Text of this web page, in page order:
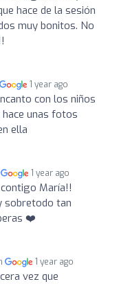
hace de la sesión
muy bonitos. No
1 year ago
con los niños
unas fotos
ella
1 year ago
María!!
sobretodo tan
❤️
1 year ago
vez que